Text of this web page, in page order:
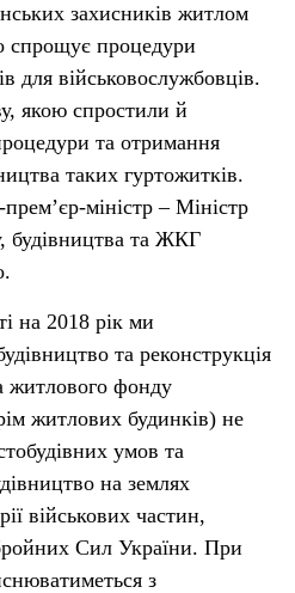
захисників житлом
спрощує процедури
для військовослужбовців.
якою спростили й
та отримання
таких гуртожитків.
міністр – Міністр
будівництва та ЖКГ
на 2018 рік ми
та реконструкція
житлового фонду
житлових будинків) не
умов та
на землях
військових частин,
Сил України. При
з